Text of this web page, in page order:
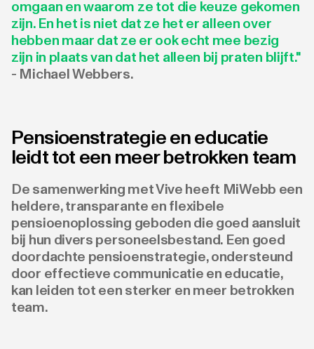
omgaan en waarom ze tot die keuze gekomen
zijn. En het is niet dat ze het er alleen over
hebben maar dat ze er ook echt mee bezig
zijn in plaats van dat het alleen bij praten blijft."
- Michael Webbers.
Pensioenstrategie en educatie
leidt tot een meer betrokken team
De samenwerking met Vive heeft MiWebb een
heldere, transparante en flexibele
pensioenoplossing geboden die goed aansluit
bij hun divers personeelsbestand. Een goed
doordachte pensioenstrategie, ondersteund
door effectieve communicatie en educatie,
kan leiden tot een sterker en meer betrokken
team.